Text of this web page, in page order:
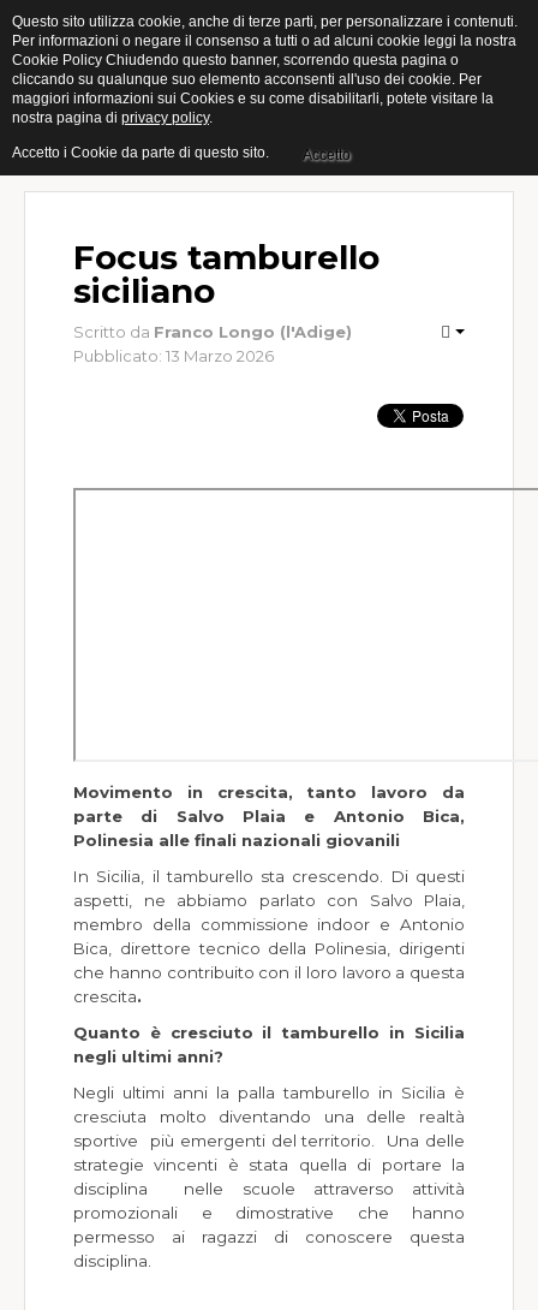
Home
Categorie
Open
Indoor
Giovanili
Focus tamburello
siciliano
Scritto da Franco Longo (l'Adige)
Pubblicato: 13 Marzo 2026
Movimento in crescita, tanto lavoro da
parte di Salvo Plaia e Antonio Bica,
Polinesia alle finali nazionali giovanili
In Sicilia, il tamburello sta crescendo. Di questi
aspetti, ne abbiamo parlato con Salvo Plaia,
membro della commissione indoor e Antonio
Bica, direttore tecnico della Polinesia, dirigenti
che hanno contribuito con il loro lavoro a questa
crescita.
Quanto è cresciuto il tamburello in Sicilia
negli ultimi anni?
Negli ultimi anni la palla tamburello in Sicilia è
cresciuta molto diventando una delle realtà
sportive più emergenti del territorio. Una delle
strategie vincenti è stata quella di portare la
disciplina nelle scuole attraverso attività
promozionali e dimostrative che hanno
permesso ai ragazzi di conoscere questa
disciplina.
Questo sito utilizza cookie, anche di terze parti, per personalizzare i contenuti.
Per informazioni o negare il consenso a tutti o ad alcuni cookie leggi la nostra
Cookie Policy Chiudendo questo banner, scorrendo questa pagina o
cliccando su qualunque suo elemento acconsenti all'uso dei cookie. Per
maggiori informazioni sui Cookies e su come disabilitarli, potete visitare la
nostra pagina di privacy policy.
Accetto i Cookie da parte di questo sito. Accetto